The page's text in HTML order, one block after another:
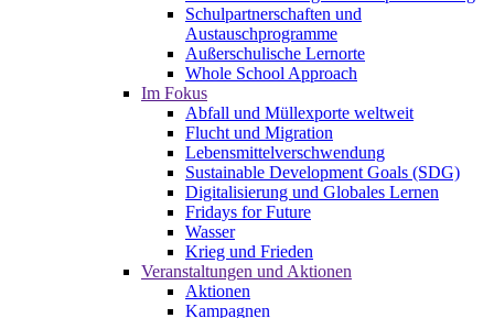
Schulpartnerschaften und
Austauschprogramme
Außerschulische Lernorte
Whole School Approach
Im Fokus
Abfall und Müllexporte weltweit
Flucht und Migration
Lebensmittelverschwendung
Sustainable Development Goals (SDG)
Digitalisierung und Globales Lernen
Fridays for Future
Wasser
Krieg und Frieden
Veranstaltungen und Aktionen
Aktionen
Kampagnen